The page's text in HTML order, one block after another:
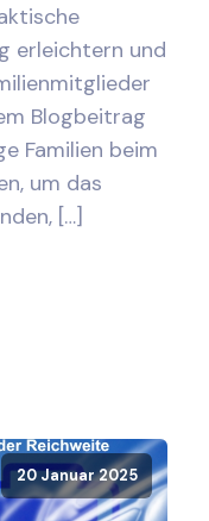
erleichtern und
Blogbeitrag
Familien beim
um das
[…]
20 Januar 2025